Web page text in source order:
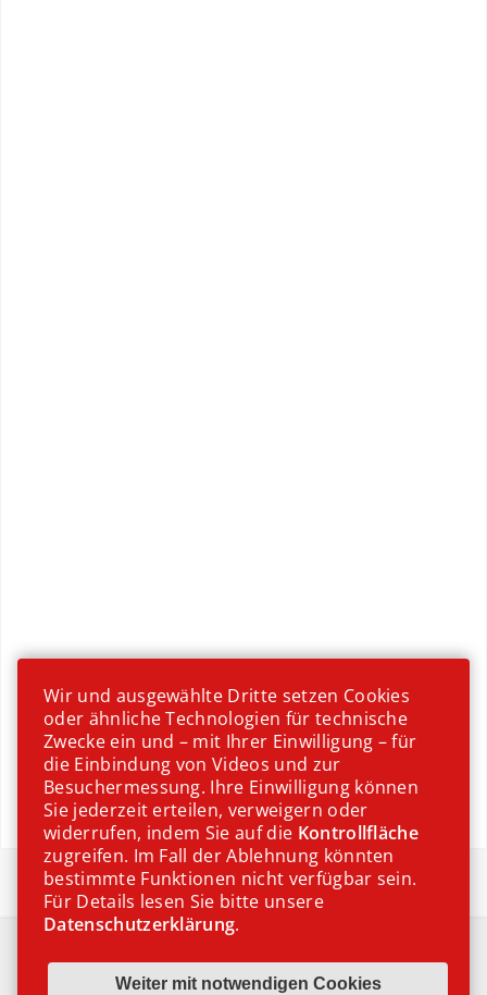
Wiener Küche
IMPRESSUM
Wir und ausgewählte Dritte setzen Cookies
oder ähnliche Technologien für technische
Zwecke ein und – mit Ihrer Einwilligung – für
die Einbindung von Videos und zur
Besuchermessung. Ihre Einwilligung können
Sie jederzeit erteilen, verweigern oder
widerrufen, indem Sie auf die Kontrollfläche
zugreifen. Im Fall der Ablehnung könnten
bestimmte Funktionen nicht verfügbar sein.
Für Details lesen Sie bitte unsere
Datenschutzerklärung.